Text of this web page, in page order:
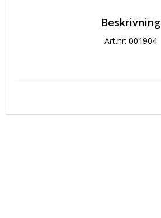
Beskrivning
Art.nr: 001904